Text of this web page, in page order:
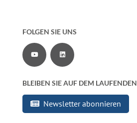
FOLGEN SIE UNS
Zu unserem YouTube-Channel
Zu unserer LinkedIn-Seite
BLEIBEN SIE AUF DEM LAUFENDEN
Newsletter abonnieren